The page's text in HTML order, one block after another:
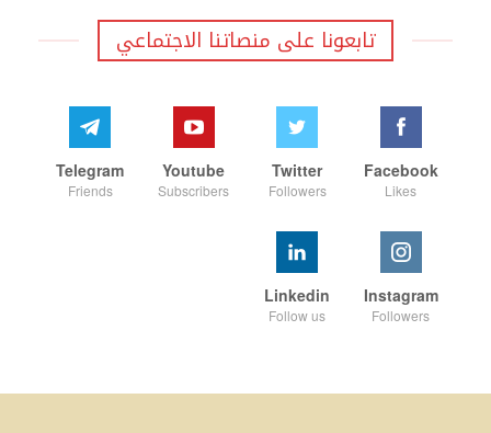
تابعونا على منصاتنا الاجتماعي
Facebook
Likes
Twitter
Followers
Youtube
Subscribers
Telegram
Friends
Instagram
Followers
Linkedin
Follow us